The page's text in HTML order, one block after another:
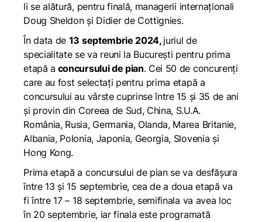
li se alătură, pentru finală, managerii internaționali
Doug Sheldon și Didier de Cottignies.
În data de 13 septembrie 2024, juriul de
specialitate se va reuni la București pentru prima
etapă a concursului de pian. Cei 50 de concurenți
care au fost selectați pentru prima etapă a
concursului au vârste cuprinse între 15 și 35 de ani
și provin din Coreea de Sud, China, S.U.A.
România, Rusia, Germania, Olanda, Marea Britanie,
Albania, Polonia, Japonia, Georgia, Slovenia și
Hong Kong.
Prima etapă a concursului de pian se va desfășura
între 13 și 15 septembrie, cea de a doua etapă va
fi între 17 – 18 septembrie, semifinala va avea loc
în 20 septembrie, iar finala este programată